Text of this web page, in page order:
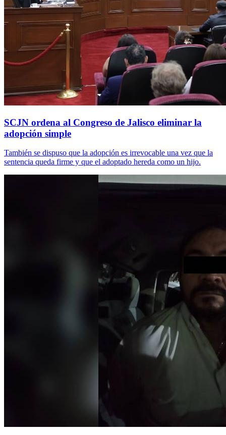
SCJN ordena al Congreso de Jalisco eliminar la
adopción simple
También se dispuso que la adopción es irrevocable una vez que la
sentencia queda firme y que el adoptado hereda como un hijo.